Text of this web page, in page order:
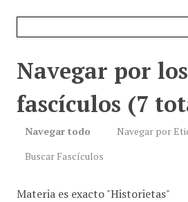
Navegar por los
fascículos (7
Navegar todo
Navegar por
Buscar Fascículos
Materia es exacto "Historietas"